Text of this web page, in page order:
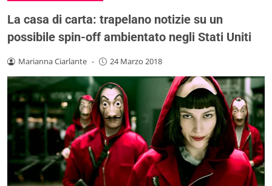
La casa di carta: trapelano notizie su un
possibile spin-off ambientato negli Stati Uniti
Marianna Ciarlante - 24 Marzo 2018